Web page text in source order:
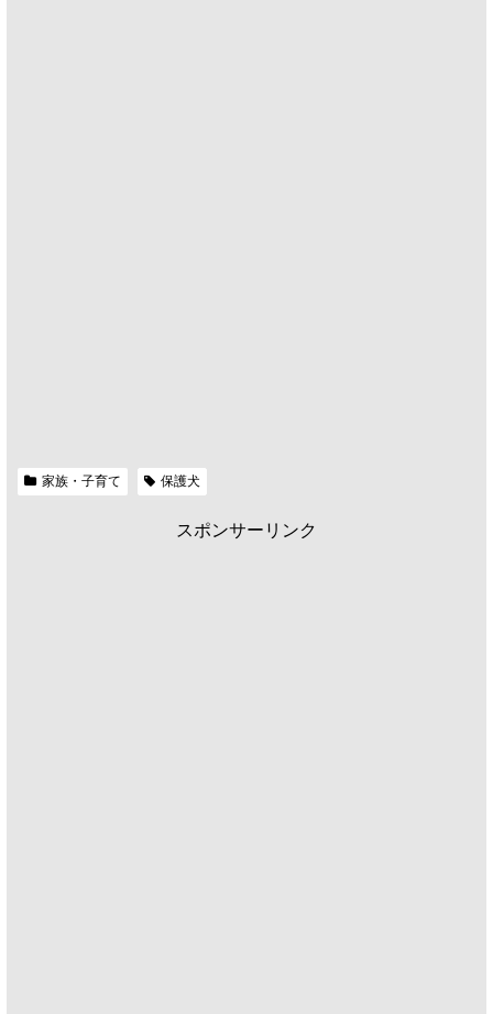
家族・子育て 保護犬
スポンサーリンク